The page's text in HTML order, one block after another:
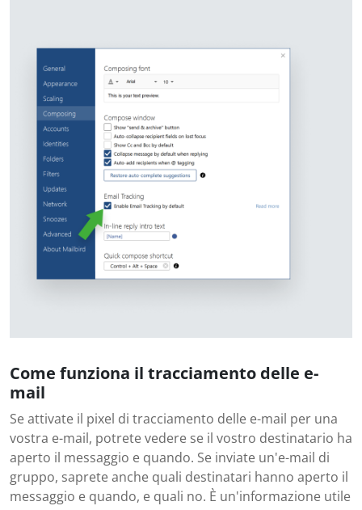
Come funziona il tracciamento delle e-
mail
Se attivate il pixel di tracciamento delle e-mail per una
vostra e-mail, potrete vedere se il vostro destinatario ha
aperto il messaggio e quando. Se inviate un'e-mail di
gruppo, saprete anche quali destinatari hanno aperto il
messaggio e quando, e quali no. È un'informazione utile